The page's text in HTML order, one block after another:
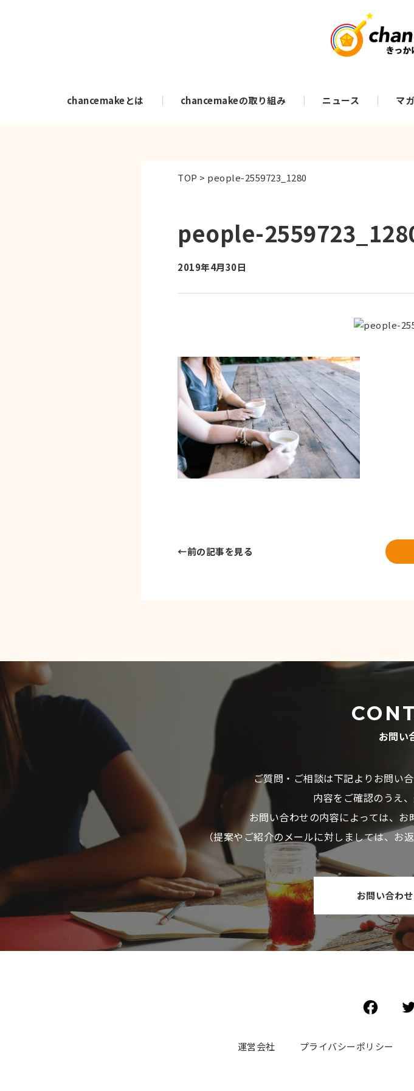
chancemakeとは chancemakeの取り組み ニュース マ
TOP > people-2559723_1280
people-
2019年4月30日
←前の記事を見る
お問い
ご質問・ご相談は下記よりお問い
内容をご確認のうえ
お問い合わせの内容によっては、お
（提案やご紹介のメールに対しましては、お
お問い合わ
運営会社 プライバシーポリシー